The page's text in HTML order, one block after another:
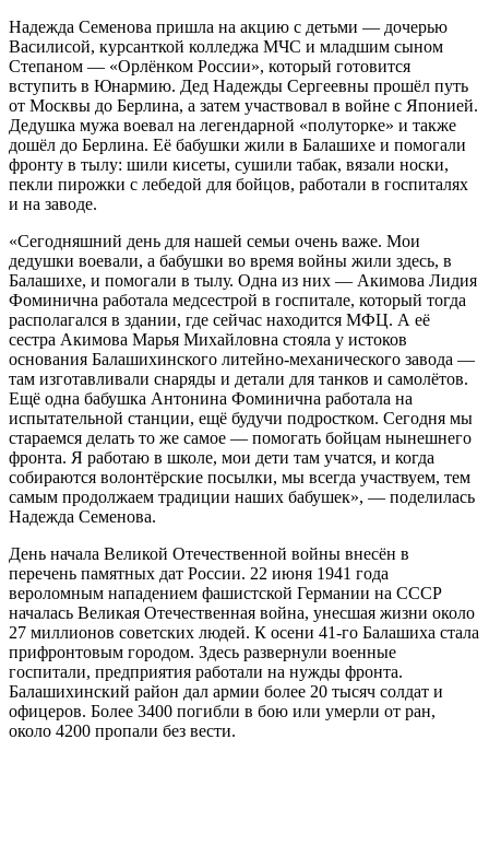
Надежда Семенова пришла на акцию с детьми — дочерью
Василисой, курсанткой колледжа МЧС и младшим сыном
Степаном — «Орлёнком России», который готовится
вступить в Юнармию. Дед Надежды Сергеевны прошёл путь
от Москвы до Берлина, а затем участвовал в войне с Японией.
Дедушка мужа воевал на легендарной «полуторке» и также
дошёл до Берлина. Её бабушки жили в Балашихе и помогали
фронту в тылу: шили кисеты, сушили табак, вязали носки,
пекли пирожки с лебедой для бойцов, работали в госпиталях
и на заводе.
«Сегодняшний день для нашей семьи очень важе. Мои
дедушки воевали, а бабушки во время войны жили здесь, в
Балашихе, и помогали в тылу. Одна из них — Акимова Лидия
Фоминична работала медсестрой в госпитале, который тогда
располагался в здании, где сейчас находится МФЦ. А её
сестра Акимова Марья Михайловна стояла у истоков
основания Балашихинского литейно-механического завода —
там изготавливали снаряды и детали для танков и самолётов.
Ещё одна бабушка Антонина Фоминична работала на
испытательной станции, ещё будучи подростком. Сегодня мы
стараемся делать то же самое — помогать бойцам нынешнего
фронта. Я работаю в школе, мои дети там учатся, и когда
собираются волонтёрские посылки, мы всегда участвуем, тем
самым продолжаем традиции наших бабушек», — поделилась
Надежда Семенова.
День начала Великой Отечественной войны внесён в
перечень памятных дат России. 22 июня 1941 года
вероломным нападением фашистской Германии на СССР
началась Великая Отечественная война, унесшая жизни около
27 миллионов советских людей. К осени 41-го Балашиха стала
прифронтовым городом. Здесь развернули военные
госпитали, предприятия работали на нужды фронта.
Балашихинский район дал армии более 20 тысяч солдат и
офицеров. Более 3400 погибли в бою или умерли от ран,
около 4200 пропали без вести.